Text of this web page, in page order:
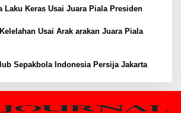
Laku Keras Usai Juara Piala Presiden
Usai Arak arakan Juara Piala
Sepakbola Indonesia Persija Jakarta